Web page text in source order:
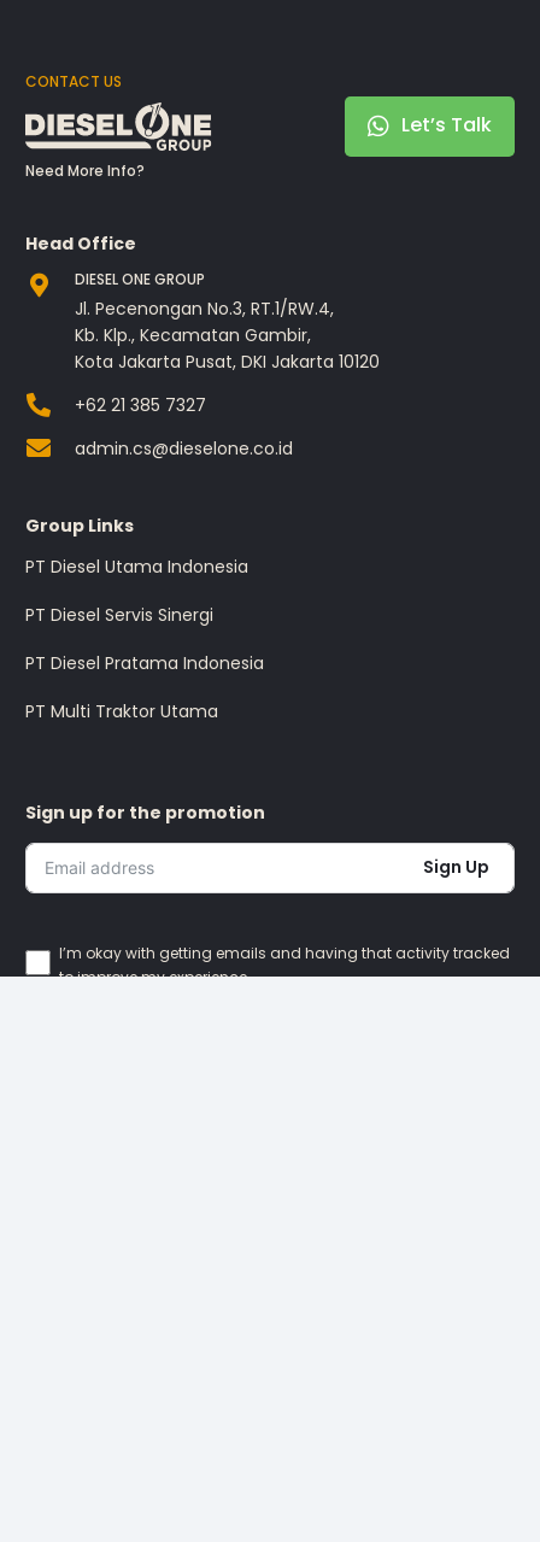
CONTACT US
Need More Info?
Let’s Talk
Head Office
DIESEL ONE GROUP
Jl. Pecenongan No.3, RT.1/RW.4,
Kb. Klp., Kecamatan Gambir,
Kota Jakarta Pusat, DKI Jakarta 10120
+62 21 385 7327
admin.cs@dieselone.co.id
Group Links
PT Diesel Utama Indonesia
PT Diesel Servis Sinergi
PT Diesel Pratama Indonesia
PT Multi Traktor Utama
Sign up for the promotion
Sign Up
I’m okay with getting emails and having that activity tracked
to improve my experience.